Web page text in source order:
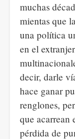
muchas
mientas que
una política
en el
decir, darle
hace ganar
renglones,
que acarrean
pérdida de